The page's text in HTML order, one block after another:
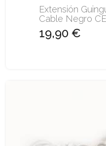
Extensión
Cable Negro CE
19,90 €